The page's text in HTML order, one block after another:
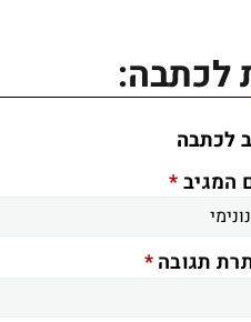
לכתבה:
לכתבה
המגיב*
תגובה*